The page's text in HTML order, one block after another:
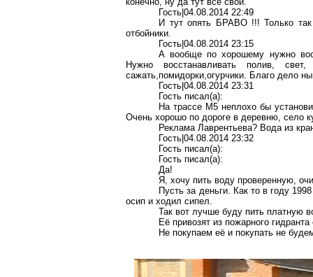
Гость|04.08.2014 22:49
И тут опять БРАВО !!! Только так
отбойники.
Гость|04.08.2014 23:15
А вообще по хорошему нужно
Нужно восстанавливать полив,
сажать,помидорки,огурчики. Благо дело
Гость|04.08.2014 23:31
Гость писал(a):
На трассе М5 неплохо бы
Очень хорошо по дороге в деревню, село
Реклама Лаврентьева? Вода из
Гость|04.08.2014 23:32
Гость писал(a):
Гость писал(a):
Да!
Я, хочу пить воду проверенную,
Пусть за деньги. Как то в году
осип и ходил сипел.
Так вот лучше буду пить платную
Её привозят из пожарного
Не покупаем её и покупать не